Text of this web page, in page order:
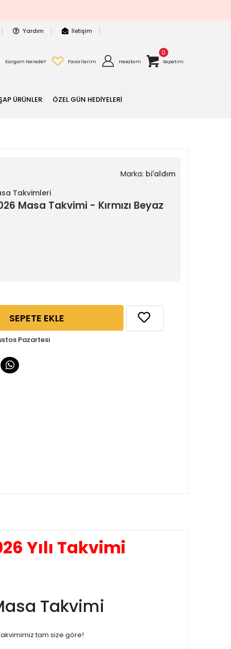
Yardım İletişim
Kargom Nerede? Favorilerim Hesabım
0
Sepetim
ÜRÜNLER ÖZEL GÜN HEDİYELERİ
Marka: bi'aldım
Takvimleri
Masa Takvimi - Kırmızı Beyaz
SEPETE EKLE
Pazartesi
Yılı Takvimi
Takvimi
tam size göre!